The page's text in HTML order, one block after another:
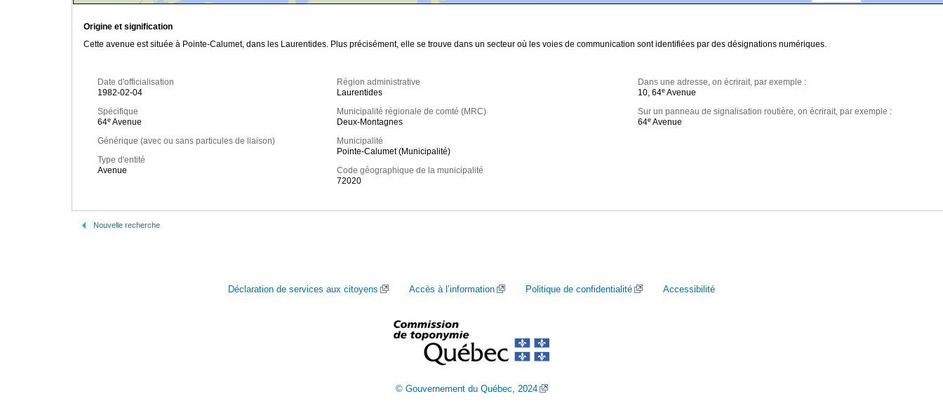
Origine et signification
Cette avenue est située à Pointe-Calumet, dans les Laurentides. Plus précisément, elle se trouve dans un secteur où les voies de communication sont identifiées par des désignations numériques.
Date d'officialisation
1982-02-04
Spécifique
64e Avenue
Générique (avec ou sans particules de liaison)
Type d'entité
Avenue
Région administrative
Laurentides
Municipalité régionale de comté (MRC)
Deux-Montagnes
Municipalité
Pointe-Calumet (Municipalité)
Code géographique de la municipalité
72020
Dans une adresse, on écrirait, par exemple :
10, 64e Avenue
Sur un panneau de signalisation routière, on écrirait, par exemple :
64e Avenue
Nouvelle recherche
Déclaration de services aux citoyens Accès à l’information Politique de confidentialité Accessibilité
© Gouvernement du Québec, 2024